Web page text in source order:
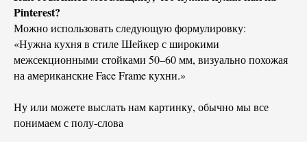
Pinterest?
Можно использовать следующую формулировку:
«Нужна кухня в стиле Шейкер с широкими
межсекционными стойками 50–60 мм, визуально похожая
на американские Face Frame кухни.»
Ну или можете выслать нам картинку, обычно мы все
понимаем с полу-слова